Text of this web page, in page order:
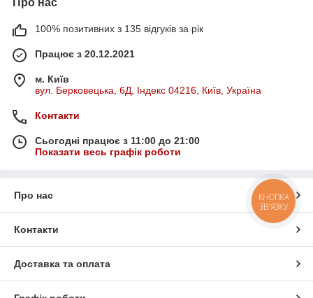
Про нас
100% позитивних з 135 відгуків за рік
Працює з 20.12.2021
м. Київ
вул. Берковецька, 6Д, Індекс 04216, Київ, Україна
Контакти
Сьогодні працює з 11:00 до 21:00
Показати весь графік роботи
Про нас
Контакти
Доставка та оплата
КНОПКА
ЗВ'ЯЗКУ